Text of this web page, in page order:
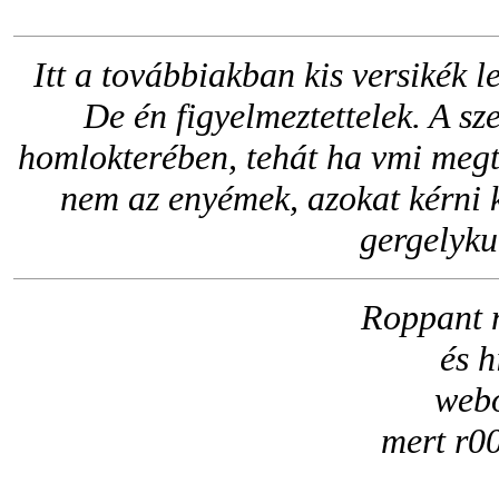
Itt a továbbiakban kis versikék
De én figyelmeztettelek. A
homlokterében, tehát ha vmi
nem az enyémek, azokat
Roppant
és
mert